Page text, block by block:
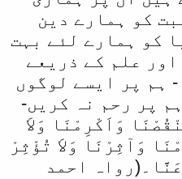
کو ہمارے دین
کو ہمارے لئے بہت
علم کے ذریعے
ہم پر ایسے لوگوں
پر رحم نہ کریں-
وَاَکْرِمْنَا وَلاَ
وَآثِرْنَا وَلاَ تُؤْثِرْ
احمد